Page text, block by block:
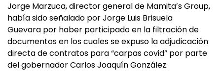
Jorge Marzuca, director general de Mamita’s Group,
había sido señalado por Jorge Luis Brisuela
Guevara por haber participado en la filtración de
documentos en los cuales se expuso la adjudicación
directa de contratos para “carpas covid” por parte
del gobernador Carlos Joaquín González.